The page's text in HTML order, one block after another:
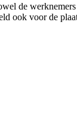
de
ook voor de